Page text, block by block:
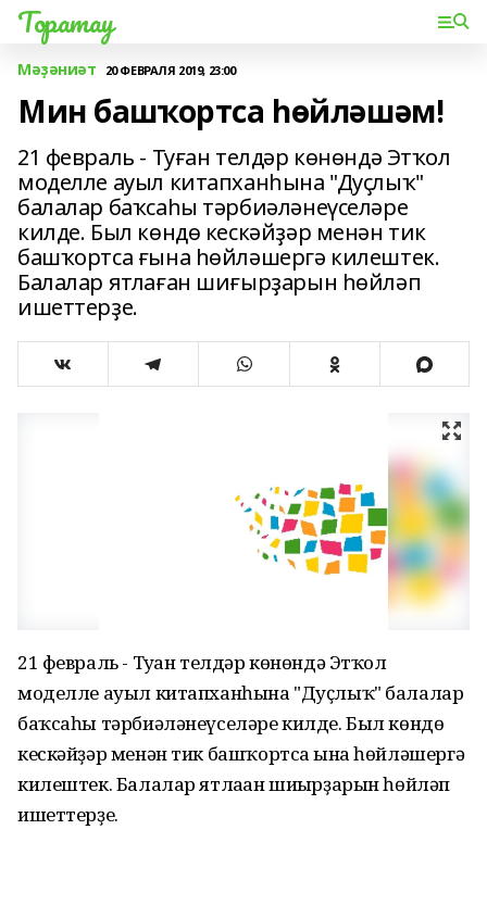
Торатау
Мәҙәниәт 20 ФЕВРАЛЯ 2019, 23:00
Мин башҡортса һөйләшәм!
21 февраль - Туған телдәр көнөндә Этҡол
моделле ауыл китапханһына "Дуҫлыҡ"
балалар баҡсаһы тәрбиәләнеүселәре
килде. Был көндө кескәйҙәр менән тик
башҡортса ғына һөйләшергә килештек.
Балалар ятлаған шиғырҙарын һөйләп
ишеттерҙе.
21 февраль - Туған телдәр көнөндә Этҡол
моделле ауыл китапханһына "Дуҫлыҡ" балалар
баҡсаһы тәрбиәләнеүселәре килде. Был көндө
кескәйҙәр менән тик башҡортса ғына һөйләшергә
килештек. Балалар ятлаған шиғырҙарын һөйләп
ишеттерҙе.